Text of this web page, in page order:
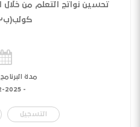
تحسين نواتج التعلم من خلال
كولب(ب٢صوير)
مدة البرنامج ٥ساعات
-
2025
التسجيل